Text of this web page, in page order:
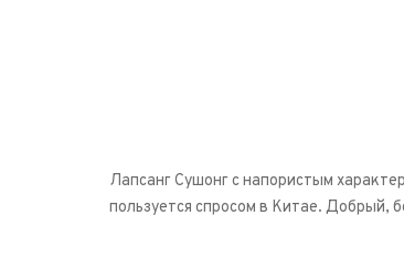
Лапсанг Сушонг с напористым
пользуется спросом в Китае. Добрый,